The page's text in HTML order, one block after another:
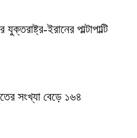
ইরানের পাল্টাপাল্টি
সংখ্যা বেড়ে ১৬৪